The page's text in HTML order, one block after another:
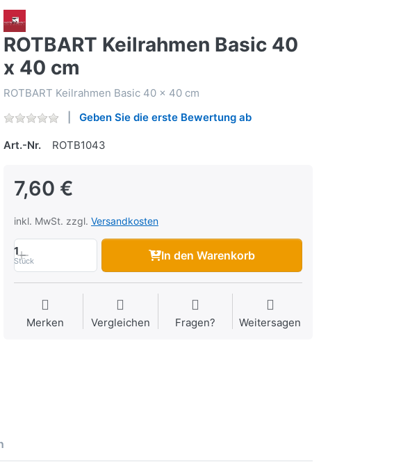
ROTBART Keilrahmen Basic 40
x 40 cm
ROTBART Keilrahmen Basic 40 x 40 cm
Geben Sie die erste Bewertung ab
Art.-Nr. ROTB1043
7,60 €
inkl. MwSt. zzgl. Versandkosten
1
Stück In den Warenkorb
Merken Vergleichen Fragen? Weitersagen